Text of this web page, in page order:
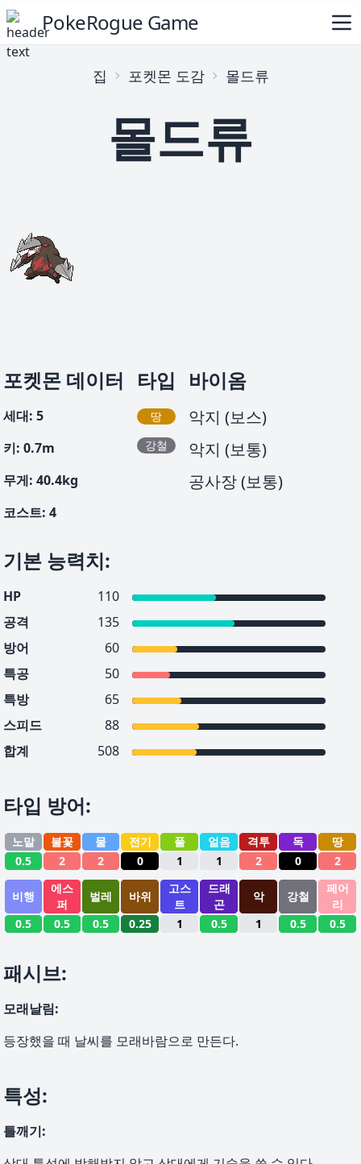
PokeRogue Game
집 포켓몬 도감 몰드류
몰드류
포켓몬 데이터
세대: 5
키: 0.7m
무게: 40.4kg
코스트: 4
타입
땅
강철
바이옴
악지 (보스)
악지 (보통)
공사장 (보통)
기본 능력치:
HP
110
공격
135
방어
60
특공
50
특방
65
스피드
88
합계
508
타입 방어:
노말 불꽃 물 전기 풀 얼음 격투 독
땅
0.5
2 2 0 1 1 2 0 2
비행
에스
퍼
벌레 바위
고스
트
드래
곤
악 강철
페어
리
0.5
0.5 0.5 0.25 1 0.5 1 0.5 0.5
패시브:
모래날림:
등장했을 때 날씨를 모래바람으로 만든다.
특성:
틀깨기: